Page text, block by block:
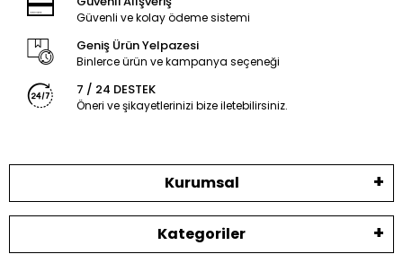
Güvenli ve kolay ödeme sistemi
Geniş Ürün Yelpazesi
Binlerce ürün ve kampanya seçeneği
7 / 24 DESTEK
Öneri ve şikayetlerinizi bize iletebilirsiniz.
Kurumsal
Kategoriler